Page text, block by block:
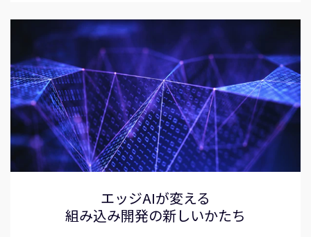
エッジAIが変える
組み込み開発の新しいかたち